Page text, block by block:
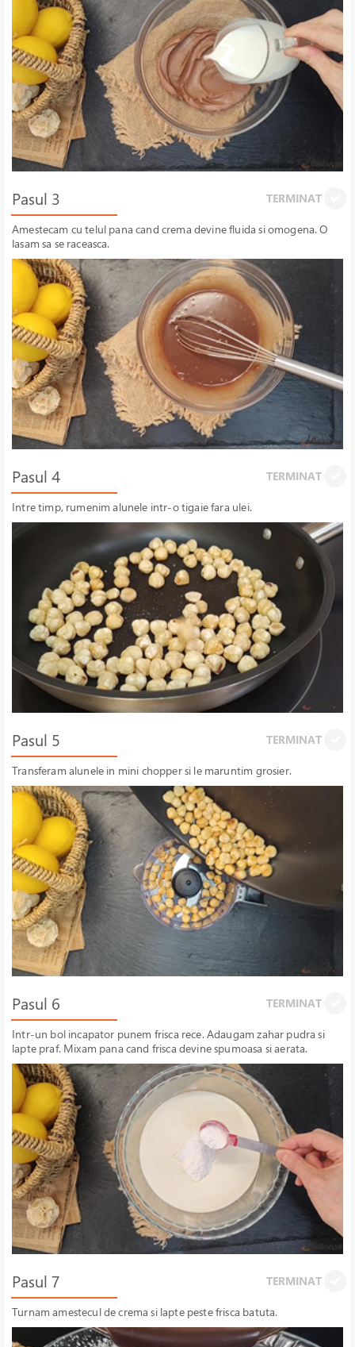
Pasul 3 TERMINAT
Amestecam cu telul pana cand crema devine fluida si omogena. O
lasam sa se raceasca.
Pasul 4 TERMINAT
Intre timp, rumenim alunele intr-o tigaie fara ulei.
Pasul 5 TERMINAT
Transferam alunele in mini chopper si le maruntim grosier.
Pasul 6 TERMINAT
Intr-un bol incapator punem frisca rece. Adaugam zahar pudra si
lapte praf. Mixam pana cand frisca devine spumoasa si aerata.
Pasul 7 TERMINAT
Turnam amestecul de crema si lapte peste frisca batuta.